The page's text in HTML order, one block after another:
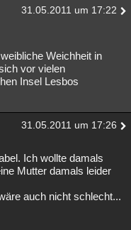
31.05.2011 um 17:22
Weichheit in
vor vielen
Insel Lesbos
31.05.2011 um 17:26
Ich wollte damals
Mutter damals leider
auch nicht schlecht...